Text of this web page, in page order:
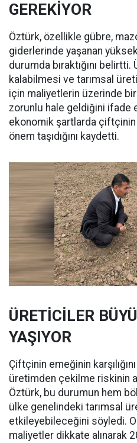
GEREKİYOR
Öztürk, özellikle gübre,
giderlerinde yaşanan
durumda bıraktığını
kalabilmesi ve tarımsal
için maliyetlerin üzerinde bir
zorunlu hale geldiğini ifade
ekonomik şartlarda
önem taşıdığını kaydetti.
ÜRETİCİLER
YAŞIYOR
Çiftçinin emeğinin
üretimden çekilme riskinin
Öztürk, bu durumun hem
ülke genelindeki tarımsal
etkileyebileceğini söyledi.
maliyetler dikkate alınarak